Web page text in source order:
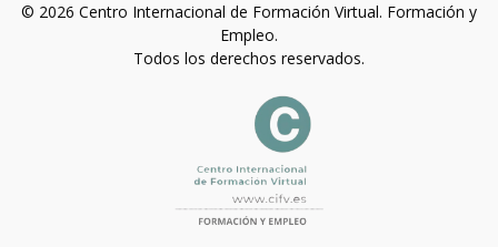
© 2026 Centro Internacional de Formación Virtual. Formación y
Empleo.
Todos los derechos reservados.